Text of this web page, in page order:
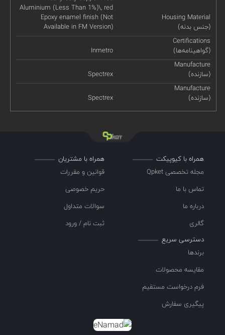
Housing Material
(جنس بدنه)
Aluminium (Less Than 1%)\, red
Epoxy enamel finish (Not
Available in FM Version)
Certifications
(گواهینامه‌ها)
Inmetro
Manufacture
(سازنده)
Spectrex
Manufacture
(سازنده)
Spectrex
همراه با کیوپیکت
مجله تخصصی Qpket
تماس با ما
درباره ما
گالری
همراه با مشتریان
قوانین و مقررات
حریم خصوصی
سوالات متداول
ثبت نام / ورود
دسترسی سریع
برندها
مقایسه محصولات
فرم درخواست مستقیم
پیگیری سفارش